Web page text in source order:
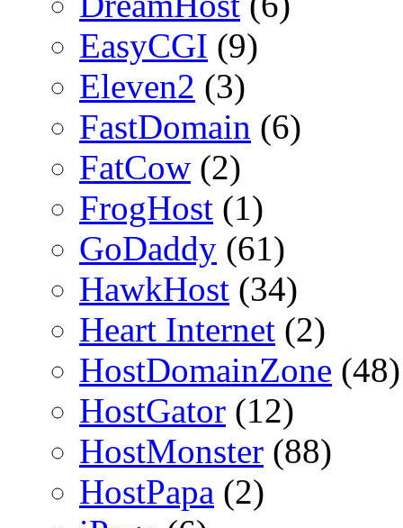
EasyCGI (9)
Eleven2 (3)
FastDomain (6)
FatCow (2)
FrogHost (1)
GoDaddy (61)
HawkHost (34)
Heart Internet (2)
HostDomainZone (48)
HostGator (12)
HostMonster (88)
HostPapa (2)